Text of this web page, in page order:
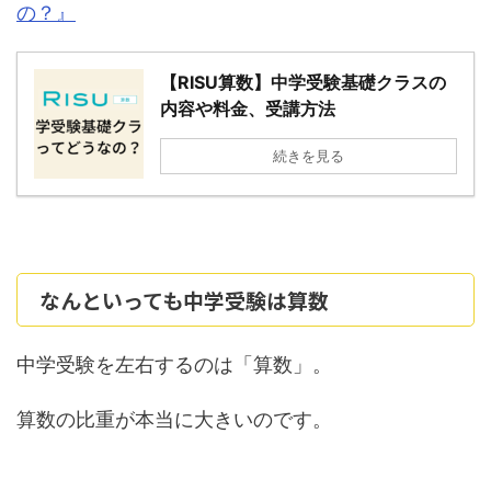
の？』
【RISU算数】中学受験基礎クラスの
内容や料金、受講方法
続きを見る
なんといっても中学受験は算数
中学受験を左右するのは「算数」。
算数の比重が本当に大きいのです。